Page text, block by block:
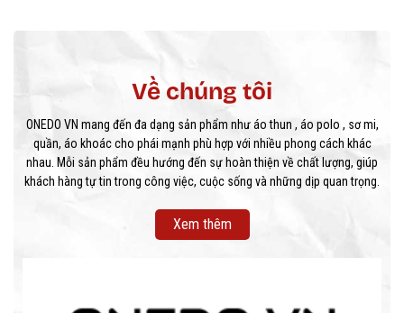
Về chúng tôi
ONEDO VN mang đến đa dạng sản phẩm như áo thun , áo polo , sơ mi,
quần, áo khoác cho phái mạnh phù hợp với nhiều phong cách khác
nhau. Mỗi sản phẩm đều hướng đến sự hoàn thiện về chất lượng, giúp
khách hàng tự tin trong công việc, cuộc sống và những dịp quan trọng.
Xem thêm